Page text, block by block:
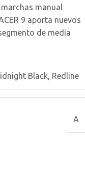
manual
9 aporta nuevos
de media
Black Redline
A